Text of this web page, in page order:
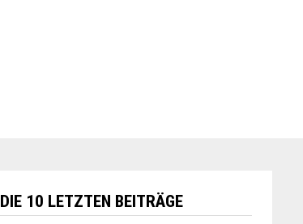
DIE 10 LETZTEN BEITRÄGE